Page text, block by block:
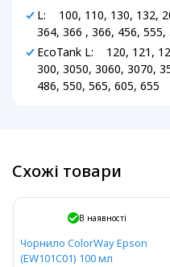
L: 100, 110, 130, 132,
364, 366 , 366, 456, 555,
EcoTank L: 120, 121,
300, 3050, 3060, 3070,
486, 550, 565, 605, 655
Схожі товари
В наявності
Чорнило ColorWay Epson
(EW101C01) 100 мл